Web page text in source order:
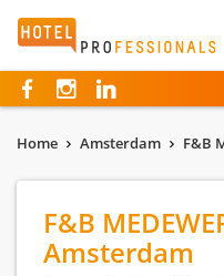
Hotelprofessionals
Home Amsterdam F&B
F&B
Amsterdam